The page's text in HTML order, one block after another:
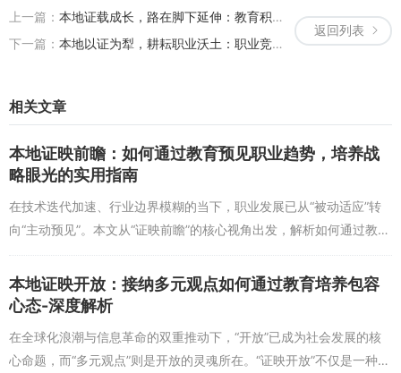
“实践检验”。，学习数据分析专业（教育）后，考取数据分析相关证
书（如CDA数据分析师），能将理论知识转化为实际应用能力，验证
学习成果的同时，证书又能进一步提升职场认可度。反之，在考取证
学习会计、审计、税法等多领域知识，这本身就是一种深度学习和知
这种“教育-证书-再教育-再证书”的循环，让个人能力不断迭代升
级，如同航船不断调整帆的角度和航向，最终顺利抵达职业彼岸。值
得注意的是，协同的核心在于“匹配”——教育内容需与职业证书目标
紧密相关，避免“学用脱节”；而证书选择则需以教育成果为基础，避
不同职业阶段的证书与教育规划：从职场新人到行业专家的路径
职业发展是一个持续进阶的过程，不同阶段的证书与教育规划，
是驶向职业彼岸的“阶段性航线图”。对于职场新人而言，首要任务是
返回列表
上一篇： 本地证载成长，路在脚下延伸：教育积累人生资本的实践解析
下一篇： 本地以证为犁，耕耘职业沃土：职业竞争力提升的证书策略与教育价值解析
相关文章
本地证映前瞻：如何通过教育预见职业趋势，培养战
略眼光的实用指南
在技术迭代加速、行业边界模糊的当下，职业发展已从“被动适应”转
向“主动预见”。本文从“证映前瞻”的核心视角出发，解析如何通过教育
培养战略眼光，提前洞察职业趋势，为个人职业规划提供清晰路径。
无论是刚入职...
本地证映开放：接纳多元观点如何通过教育培养包容
心态-深度解析
在全球化浪潮与信息革命的双重推动下，“开放”已成为社会发展的核
心命题，而“多元观点”则是开放的灵魂所在。“证映开放”不仅是一种认